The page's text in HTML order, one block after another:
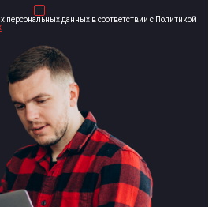
персональных данных в соответствии с Политикой